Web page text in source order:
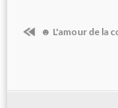
☻ L'amour de la